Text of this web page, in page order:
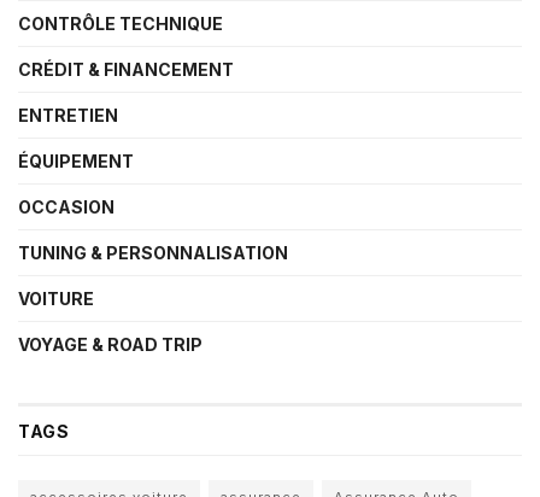
CONTRÔLE TECHNIQUE
CRÉDIT & FINANCEMENT
ENTRETIEN
ÉQUIPEMENT
OCCASION
TUNING & PERSONNALISATION
VOITURE
VOYAGE & ROAD TRIP
TAGS